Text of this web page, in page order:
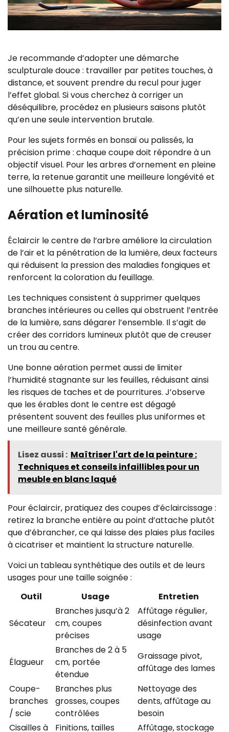
Je recommande d’adopter une démarche
sculpturale douce : travailler par petites touches, à
distance, et souvent prendre du recul pour juger
l’effet global. Si vous cherchez à corriger un
déséquilibre, procédez en plusieurs saisons plutôt
qu’en une seule intervention brutale.
Pour les sujets formés en bonsaï ou palissés, la
précision prime : chaque coupe doit répondre à un
objectif visuel. Pour les arbres d’ornement en pleine
terre, la retenue garantit une meilleure longévité et
une silhouette plus naturelle.
Aération et luminosité
Éclaircir le centre de l’arbre améliore la circulation
de l’air et la pénétration de la lumière, deux facteurs
qui réduisent la pression des maladies fongiques et
renforcent la coloration du feuillage.
Les techniques consistent à supprimer quelques
branches intérieures ou celles qui obstruent l’entrée
de la lumière, sans dégarer l’ensemble. Il s’agit de
créer des corridors lumineux plutôt que de creuser
un trou au centre.
Une bonne aération permet aussi de limiter
l’humidité stagnante sur les feuilles, réduisant ainsi
les risques de taches et de pourritures. J’observe
que les érables dont le centre est dégagé
présentent souvent des feuilles plus uniformes et
une meilleure santé générale.
Lisez aussi : Maîtriser l'art de la peinture :
Techniques et conseils infaillibles pour un
meuble en blanc laqué
Pour éclaircir, pratiquez des coupes d’éclaircissage :
retirez la branche entière au point d’attache plutôt
que d’ébrancher, ce qui laisse des plaies plus faciles
à cicatriser et maintient la structure naturelle.
Voici un tableau synthétique des outils et de leurs
usages pour une taille soignée :
Outil
Usage Entretien
Sécateur
Branches jusqu’à 2
cm, coupes
précises
Affûtage régulier,
désinfection avant
usage
Élagueur
Branches de 2 à 5
cm, portée
étendue
Graissage pivot,
affûtage des lames
Coupe-
branches
/ scie
Branches plus
grosses, coupes
contrôlées
Nettoyage des
dents, affûtage au
besoin
Cisailles à
Finitions, tailles
Affûtage, stockage